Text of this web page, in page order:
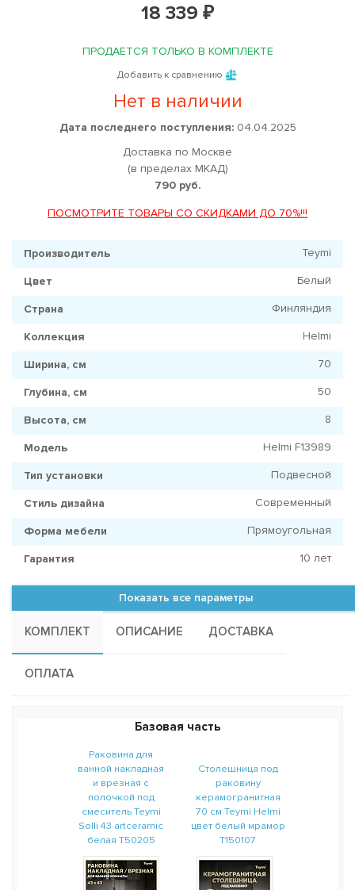
18 339 ₽
ПРОДАЕТСЯ ТОЛЬКО В КОМПЛЕКТЕ
Добавить к сравнению
Нет в наличии
Дата последнего поступления:04.04.2025
Доставка по Москве
(в пределах МКАД)
790 руб.
ПОСМОТРИТЕ ТОВАРЫ СО СКИДКАМИ ДО 70%!!!
Производитель Teymi
Цвет Белый
Страна Финляндия
Коллекция Helmi
Ширина, см 70
Глубина, см 50
Высота, см 8
Модель Helmi F13989
Тип установки Подвесной
Стиль дизайна Современный
Форма мебели Прямоугольная
Гарантия 10 лет
Показать все параметры
КОМПЛЕКТ ОПИСАНИЕ ДОСТАВКА
ОПЛАТА
Базовая часть
Раковина для
ванной накладная
и врезная с
полочкой под
смеситель Teymi
Solli 43 artceramic
белая T50205
Столешница под
раковину
керамогранитная
70 см Teymi Helmi
цвет белый мрамор
T150107